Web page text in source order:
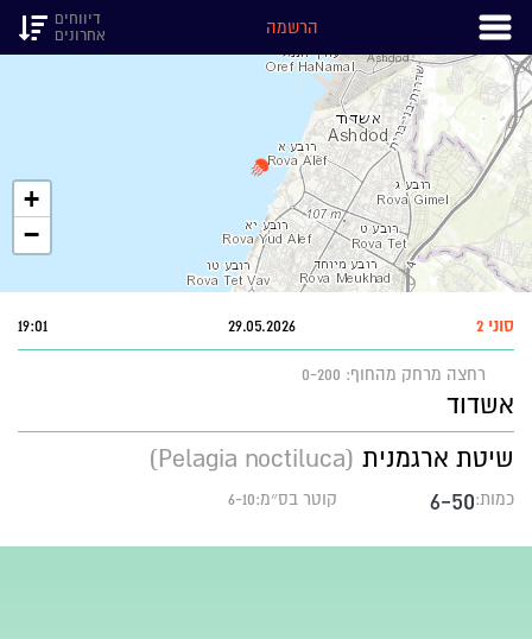
הרשמה
דיווחים
אחרונים
+
−
סוני 2 29.05.2026
19:01
רחצה מרחק מהחוף: 0-200
אשדוד
שיטת ארגמנית (Pelagia noctiluca)
כמות:6-50 קוטר בס״מ:6-10